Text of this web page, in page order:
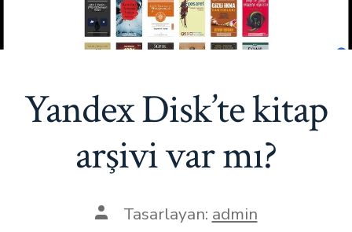
Yandex Disk’te kitap
arşivi var mı?
YazınınTasarlayan: admin